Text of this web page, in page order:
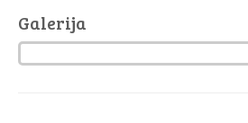
Galerija